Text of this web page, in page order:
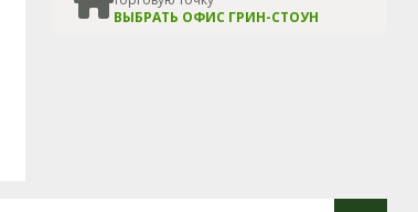
ВЫБРАТЬ ОФИС ГРИН-СТОУН